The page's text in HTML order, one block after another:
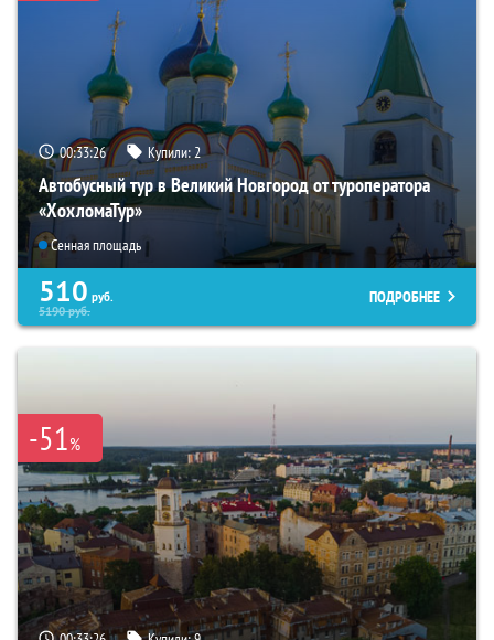
00:33:24 Купили:2
Автобусный тур в Великий Новгород от туроператора
«ХохломаТур»
Сенная площадь
510 руб.
5190руб.
ПОДРОБНЕЕ
-51%